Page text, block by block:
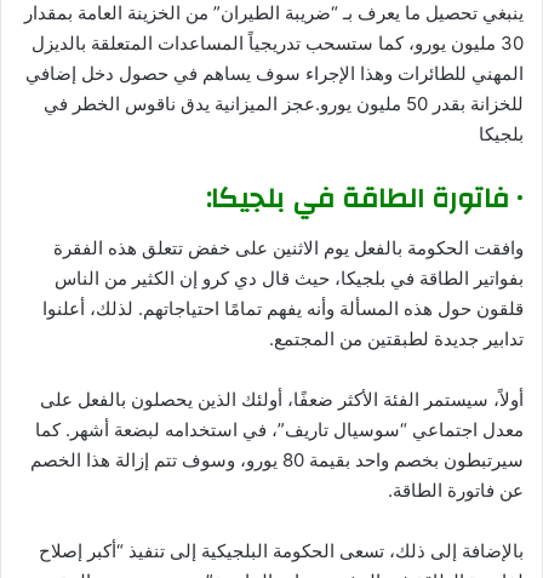
ينبغي تحصيل ما يعرف بـ “ضريبة الطيران” من الخزينة العامة بمقدار
30 مليون يورو، كما ستسحب تدريجياً المساعدات المتعلقة بالديزل
المهني للطائرات وهذا الإجراء سوف يساهم في حصول دخل إضافي
للخزانة بقدر 50 مليون يورو.عجز الميزانية يدق ناقوس الخطر في
بلجيكا
• فاتورة الطاقة في بلجيكا:
وافقت الحكومة بالفعل يوم الاثنين على خفض تتعلق هذه الفقرة
بفواتير الطاقة في بلجيكا، حيث قال دي كرو إن الكثير من الناس
قلقون حول هذه المسألة وأنه يفهم تمامًا احتياجاتهم. لذلك، أعلنوا
تدابير جديدة لطبقتين من المجتمع.
أولاً، سيستمر الفئة الأكثر ضعفًا، أولئك الذين يحصلون بالفعل على
معدل اجتماعي “سوسيال تاريف”، في استخدامه لبضعة أشهر. كما
سيرتبطون بخصم واحد بقيمة 80 يورو، وسوف تتم إزالة هذا الخصم
عن فاتورة الطاقة.
بالإضافة إلى ذلك، تسعى الحكومة البلجيكية إلى تنفيذ “أكبر إصلاح